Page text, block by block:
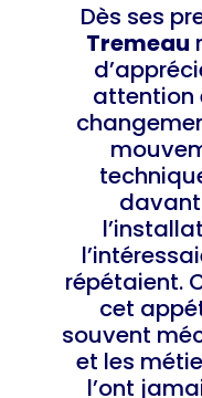
Dès ses
Tremeau
attention
répétaient.
cet
souvent
et les
l’ont